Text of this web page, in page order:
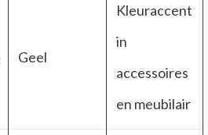
Geel
Kleuraccent
in
accessoires
en meubilair